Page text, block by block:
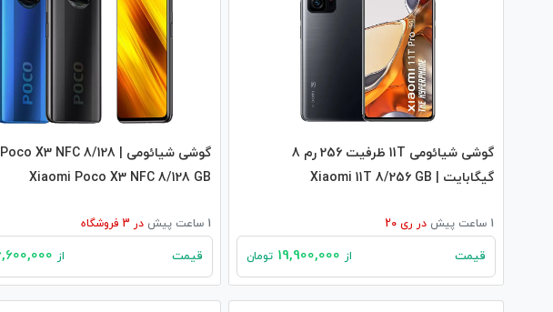
گوشی شیائومی 11T ظرفیت 256 رم 8
گیگابایت | Xiaomi 11T 8/256 GB
1 ساعت پیش در ری 20
قیمت از تومان
گوشی شیائومی Poco X3 NFC 8/128 |
Xiaomi Poco X3 NFC 8/128 GB
1 ساعت پیش در فروشگاه
قیمت از